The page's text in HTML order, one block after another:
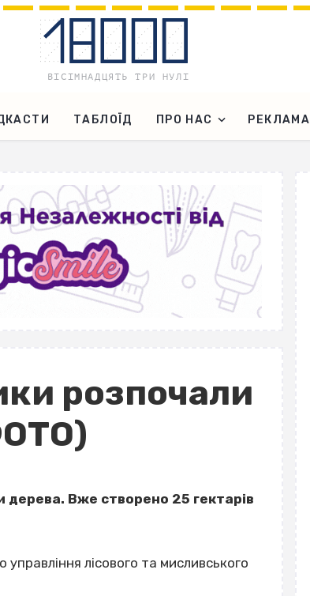
ТАБЛОЇД ПРО НАС РЕКЛАМА
розпочали
дерева. Вже створено 25 гектарів
лісового та мисливського